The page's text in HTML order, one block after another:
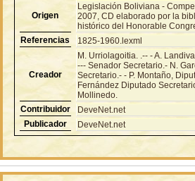
Origen
Legislación Boliviana -
2007, CD elaborado por la
histórico del Honorable
Referencias
1825-1960.lexml
Creador
M. Urriolagoitia. .-- - A.
--- Senador Secretario.- N.
Secretario.- - P. Montaño,
Fernández Diputado
Mollinedo.
Contribuidor
DeveNet.net
Publicador
DeveNet.net